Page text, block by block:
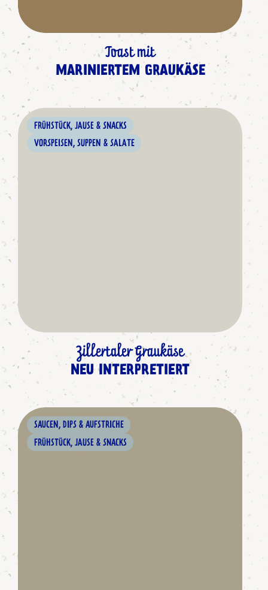
Toast mit
MARINIERTEM GRAUKÄSE
FRÜHSTÜCK, JAUSE & SNACKS
VORSPEISEN, SUPPEN & SALATE
Zillertaler Graukäse
NEU INTERPRETIERT
SAUCEN, DIPS & AUFSTRICHE
FRÜHSTÜCK, JAUSE & SNACKS